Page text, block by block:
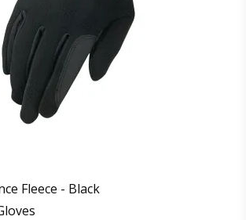
Fleece - Black